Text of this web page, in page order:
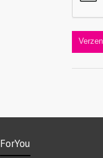
ForYou